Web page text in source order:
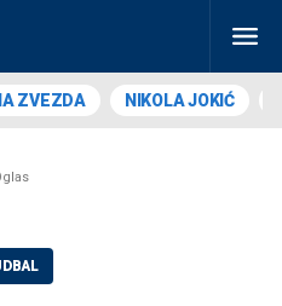
ZVEZDA NIKOLA JOKIĆ